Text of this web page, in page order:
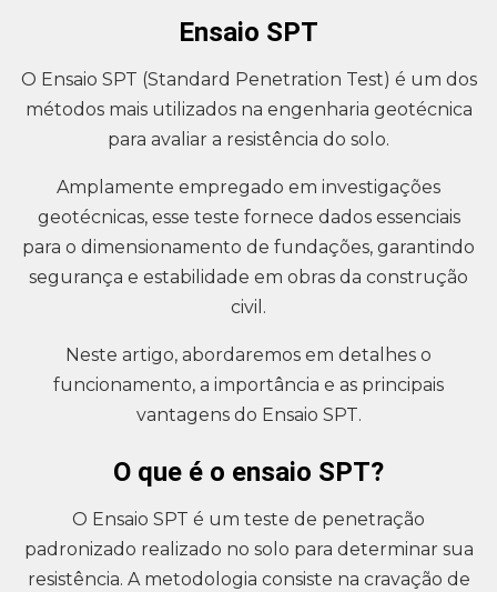
Ensaio SPT
O Ensaio SPT (Standard Penetration Test) é um dos
métodos mais utilizados na engenharia geotécnica
para avaliar a resistência do solo.
Amplamente empregado em investigações
geotécnicas, esse teste fornece dados essenciais
para o dimensionamento de fundações, garantindo
segurança e estabilidade em obras da construção
civil.
Neste artigo, abordaremos em detalhes o
funcionamento, a importância e as principais
vantagens do Ensaio SPT.
O que é o ensaio SPT?
O Ensaio SPT é um teste de penetração
padronizado realizado no solo para determinar sua
resistência. A metodologia consiste na cravação de